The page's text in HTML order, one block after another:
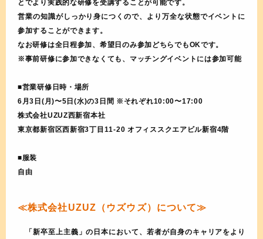
とでより実践的な研修を受講することが可能です。
営業の知識がしっかり身につくので、より万全な状態でイベントに
参加することができます。
なお研修は全日程参加、希望日のみ参加どちらでもOKです。
※事前研修に参加できなくても、マッチングイベントには参加可能
■営業研修日時・場所
6月3日(月)〜5日(水)の3日間 ※それぞれ10:00〜17:00
株式会社UZUZ西新宿本社
東京都新宿区西新宿3丁目11-20 オフィススクエアビル新宿4階
■服装
自由
≪株式会社UZUZ（ウズウズ）について≫
「新卒至上主義」の日本において、若者が自身のキャリアをより